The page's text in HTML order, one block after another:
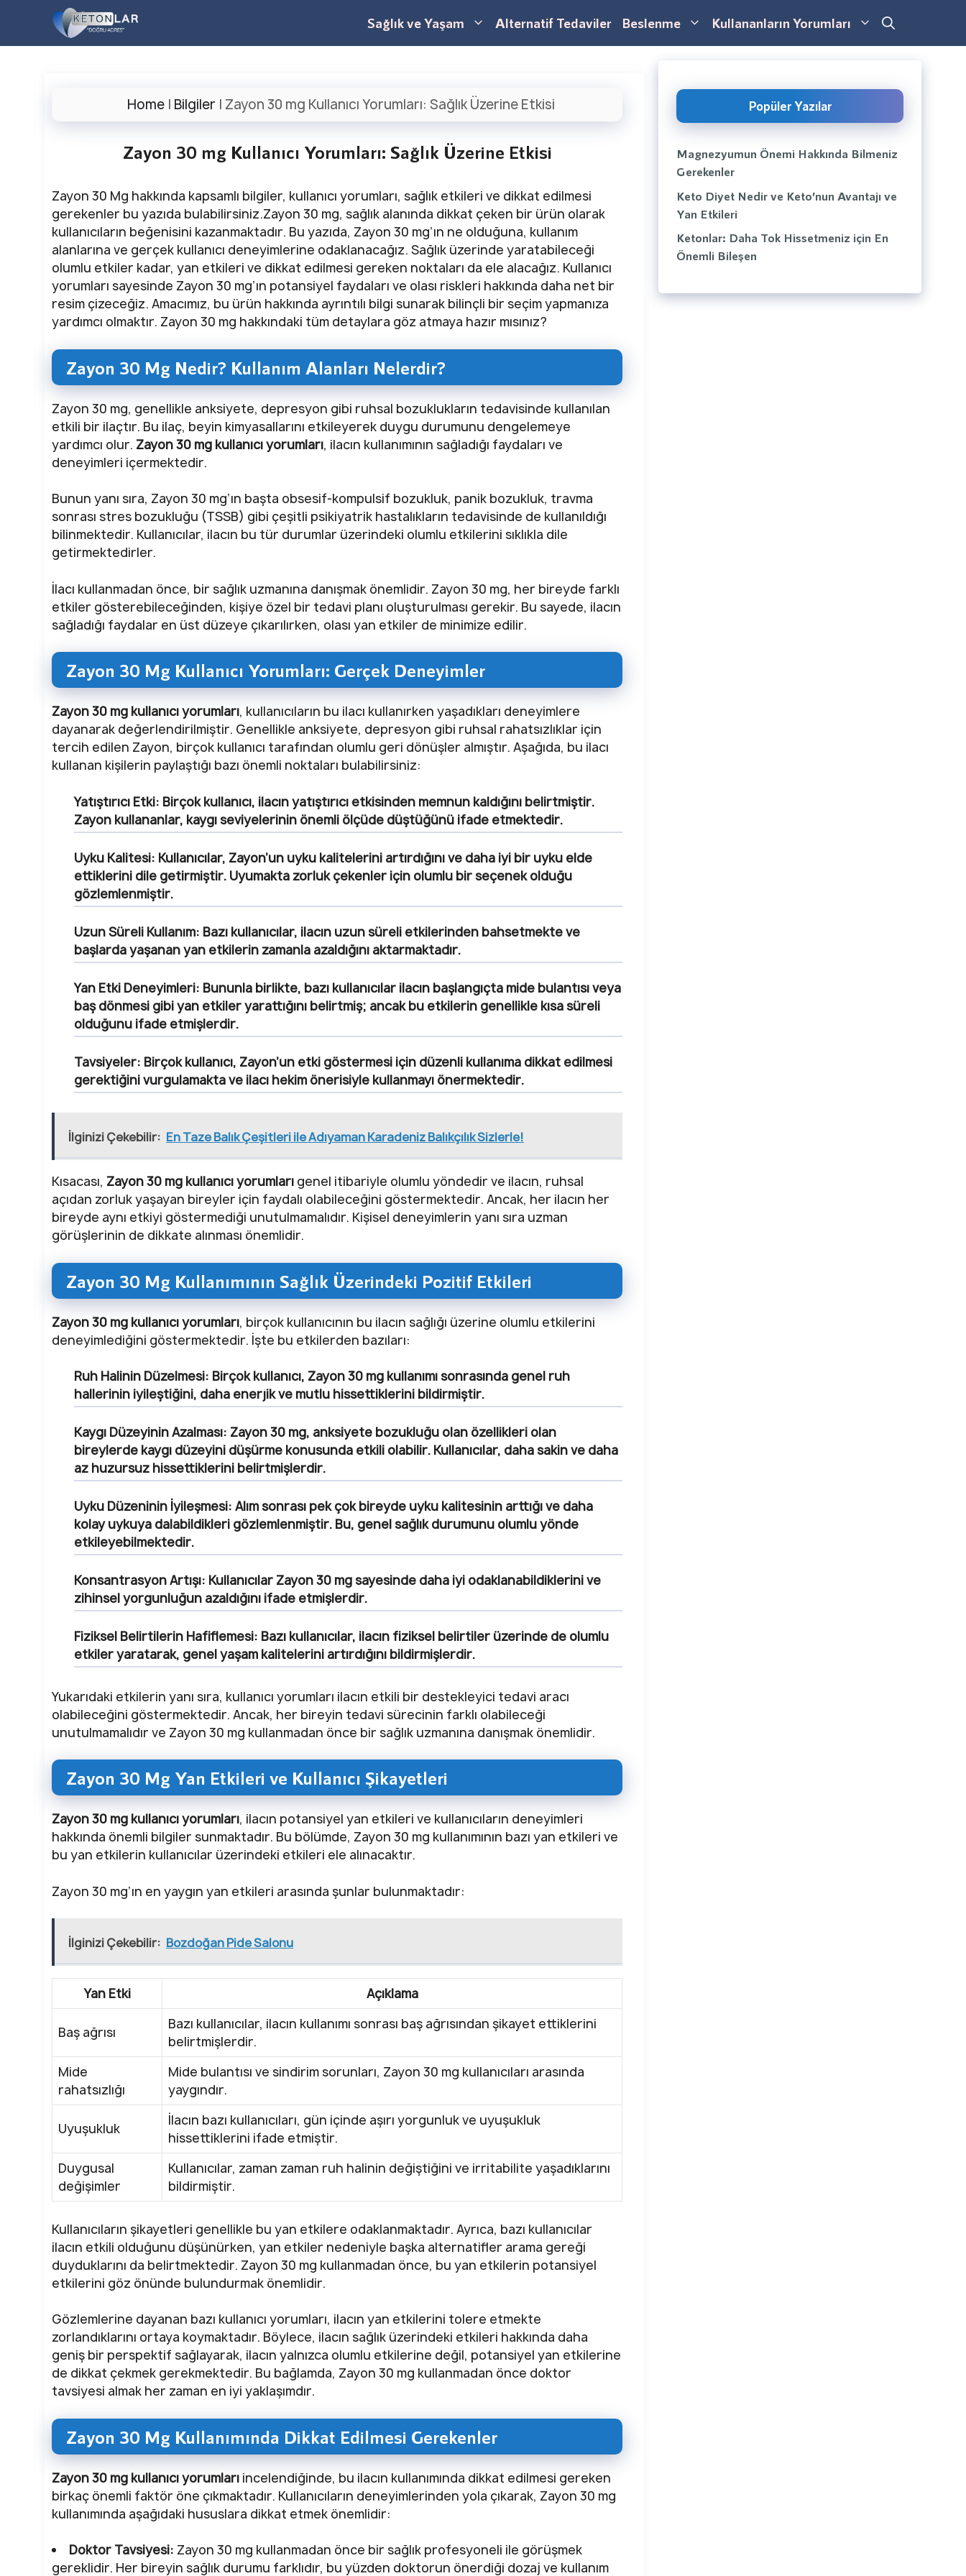
Sağlık ve Yaşam Alternatif Tedaviler Beslenme Kullananların Yorumları
Home| Bilgiler | Zayon 30 mg Kullanıcı Yorumları: Sağlık Üzerine Etkisi
Zayon 30 mg Kullanıcı Yorumları: Sağlık Üzerine Etkisi
Zayon 30 Mg hakkında kapsamlı bilgiler, kullanıcı yorumları, sağlık etkileri ve dikkat edilmesi
gerekenler bu yazıda bulabilirsiniz.Zayon 30 mg, sağlık alanında dikkat çeken bir ürün olarak
kullanıcıların beğenisini kazanmaktadır. Bu yazıda, Zayon 30 mg’ın ne olduğuna, kullanım
alanlarına ve gerçek kullanıcı deneyimlerine odaklanacağız. Sağlık üzerinde yaratabileceği
olumlu etkiler kadar, yan etkileri ve dikkat edilmesi gereken noktaları da ele alacağız. Kullanıcı
yorumları sayesinde Zayon 30 mg’ın potansiyel faydaları ve olası riskleri hakkında daha net bir
resim çizeceğiz. Amacımız, bu ürün hakkında ayrıntılı bilgi sunarak bilinçli bir seçim yapmanıza
yardımcı olmaktır. Zayon 30 mg hakkındaki tüm detaylara göz atmaya hazır mısınız?
Zayon 30 Mg Nedir? Kullanım Alanları Nelerdir?
Zayon 30 mg, genellikle anksiyete, depresyon gibi ruhsal bozuklukların tedavisinde kullanılan
etkili bir ilaçtır. Bu ilaç, beyin kimyasallarını etkileyerek duygu durumunu dengelemeye
yardımcı olur. Zayon 30 mg kullanıcı yorumları, ilacın kullanımının sağladığı faydaları ve
deneyimleri içermektedir.
Bunun yanı sıra, Zayon 30 mg’ın başta obsesif-kompulsif bozukluk, panik bozukluk, travma
sonrası stres bozukluğu (TSSB) gibi çeşitli psikiyatrik hastalıkların tedavisinde de kullanıldığı
bilinmektedir. Kullanıcılar, ilacın bu tür durumlar üzerindeki olumlu etkilerini sıklıkla dile
getirmektedirler.
İlacı kullanmadan önce, bir sağlık uzmanına danışmak önemlidir. Zayon 30 mg, her bireyde farklı
etkiler gösterebileceğinden, kişiye özel bir tedavi planı oluşturulması gerekir. Bu sayede, ilacın
sağladığı faydalar en üst düzeye çıkarılırken, olası yan etkiler de minimize edilir.
Zayon 30 Mg Kullanıcı Yorumları: Gerçek Deneyimler
Zayon 30 mg kullanıcı yorumları, kullanıcıların bu ilacı kullanırken yaşadıkları deneyimlere
dayanarak değerlendirilmiştir. Genellikle anksiyete, depresyon gibi ruhsal rahatsızlıklar için
tercih edilen Zayon, birçok kullanıcı tarafından olumlu geri dönüşler almıştır. Aşağıda, bu ilacı
kullanan kişilerin paylaştığı bazı önemli noktaları bulabilirsiniz:
Yatıştırıcı Etki: Birçok kullanıcı, ilacın yatıştırıcı etkisinden memnun kaldığını belirtmiştir.
Zayon kullananlar, kaygı seviyelerinin önemli ölçüde düştüğünü ifade etmektedir.
Uyku Kalitesi: Kullanıcılar, Zayon’un uyku kalitelerini artırdığını ve daha iyi bir uyku elde
ettiklerini dile getirmiştir. Uyumakta zorluk çekenler için olumlu bir seçenek olduğu
gözlemlenmiştir.
Uzun Süreli Kullanım: Bazı kullanıcılar, ilacın uzun süreli etkilerinden bahsetmekte ve
başlarda yaşanan yan etkilerin zamanla azaldığını aktarmaktadır.
Yan Etki Deneyimleri: Bununla birlikte, bazı kullanıcılar ilacın başlangıçta mide bulantısı veya
baş dönmesi gibi yan etkiler yarattığını belirtmiş; ancak bu etkilerin genellikle kısa süreli
olduğunu ifade etmişlerdir.
Tavsiyeler: Birçok kullanıcı, Zayon’un etki göstermesi için düzenli kullanıma dikkat edilmesi
gerektiğini vurgulamakta ve ilacı hekim önerisiyle kullanmayı önermektedir.
İlginizi Çekebilir: En Taze Balık Çeşitleri ile Adıyaman Karadeniz Balıkçılık Sizlerle!
Kısacası, Zayon 30 mg kullanıcı yorumları genel itibariyle olumlu yöndedir ve ilacın, ruhsal
açıdan zorluk yaşayan bireyler için faydalı olabileceğini göstermektedir. Ancak, her ilacın her
bireyde aynı etkiyi göstermediği unutulmamalıdır. Kişisel deneyimlerin yanı sıra uzman
görüşlerinin de dikkate alınması önemlidir.
Zayon 30 Mg Kullanımının Sağlık Üzerindeki Pozitif Etkileri
Zayon 30 mg kullanıcı yorumları, birçok kullanıcının bu ilacın sağlığı üzerine olumlu etkilerini
deneyimlediğini göstermektedir. İşte bu etkilerden bazıları:
Ruh Halinin Düzelmesi: Birçok kullanıcı, Zayon 30 mg kullanımı sonrasında genel ruh
hallerinin iyileştiğini, daha enerjik ve mutlu hissettiklerini bildirmiştir.
Kaygı Düzeyinin Azalması: Zayon 30 mg, anksiyete bozukluğu olan özellikleri olan
bireylerde kaygı düzeyini düşürme konusunda etkili olabilir. Kullanıcılar, daha sakin ve daha
az huzursuz hissettiklerini belirtmişlerdir.
Uyku Düzeninin İyileşmesi: Alım sonrası pek çok bireyde uyku kalitesinin arttığı ve daha
kolay uykuya dalabildikleri gözlemlenmiştir. Bu, genel sağlık durumunu olumlu yönde
etkileyebilmektedir.
Konsantrasyon Artışı: Kullanıcılar Zayon 30 mg sayesinde daha iyi odaklanabildiklerini ve
zihinsel yorgunluğun azaldığını ifade etmişlerdir.
Fiziksel Belirtilerin Hafiflemesi: Bazı kullanıcılar, ilacın fiziksel belirtiler üzerinde de olumlu
etkiler yaratarak, genel yaşam kalitelerini artırdığını bildirmişlerdir.
Yukarıdaki etkilerin yanı sıra, kullanıcı yorumları ilacın etkili bir destekleyici tedavi aracı
olabileceğini göstermektedir. Ancak, her bireyin tedavi sürecinin farklı olabileceği
unutulmamalıdır ve Zayon 30 mg kullanmadan önce bir sağlık uzmanına danışmak önemlidir.
Zayon 30 Mg Yan Etkileri ve Kullanıcı Şikayetleri
Zayon 30 mg kullanıcı yorumları, ilacın potansiyel yan etkileri ve kullanıcıların deneyimleri
hakkında önemli bilgiler sunmaktadır. Bu bölümde, Zayon 30 mg kullanımının bazı yan etkileri ve
bu yan etkilerin kullanıcılar üzerindeki etkileri ele alınacaktır.
Zayon 30 mg’ın en yaygın yan etkileri arasında şunlar bulunmaktadır:
İlginizi Çekebilir: Bozdoğan Pide Salonu
Yan Etki Açıklama
Baş ağrısı
Bazı kullanıcılar, ilacın kullanımı sonrası baş ağrısından şikayet ettiklerini
belirtmişlerdir.
Mide
rahatsızlığı
Mide bulantısı ve sindirim sorunları, Zayon 30 mg kullanıcıları arasında
yaygındır.
Uyuşukluk
İlacın bazı kullanıcıları, gün içinde aşırı yorgunluk ve uyuşukluk
hissettiklerini ifade etmiştir.
Duygusal
değişimler
Kullanıcılar, zaman zaman ruh halinin değiştiğini ve irritabilite yaşadıklarını
bildirmiştir.
Kullanıcıların şikayetleri genellikle bu yan etkilere odaklanmaktadır. Ayrıca, bazı kullanıcılar
ilacın etkili olduğunu düşünürken, yan etkiler nedeniyle başka alternatifler arama gereği
duyduklarını da belirtmektedir. Zayon 30 mg kullanmadan önce, bu yan etkilerin potansiyel
etkilerini göz önünde bulundurmak önemlidir.
Gözlemlerine dayanan bazı kullanıcı yorumları, ilacın yan etkilerini tolere etmekte
zorlandıklarını ortaya koymaktadır. Böylece, ilacın sağlık üzerindeki etkileri hakkında daha
geniş bir perspektif sağlayarak, ilacın yalnızca olumlu etkilerine değil, potansiyel yan etkilerine
de dikkat çekmek gerekmektedir. Bu bağlamda, Zayon 30 mg kullanmadan önce doktor
tavsiyesi almak her zaman en iyi yaklaşımdır.
Zayon 30 Mg Kullanımında Dikkat Edilmesi Gerekenler
Zayon 30 mg kullanıcı yorumları incelendiğinde, bu ilacın kullanımında dikkat edilmesi gereken
birkaç önemli faktör öne çıkmaktadır. Kullanıcıların deneyimlerinden yola çıkarak, Zayon 30 mg
kullanımında aşağıdaki hususlara dikkat etmek önemlidir:
Doktor Tavsiyesi: Zayon 30 mg kullanmadan önce bir sağlık profesyoneli ile görüşmek
gereklidir. Her bireyin sağlık durumu farklıdır, bu yüzden doktorun önerdiği dozaj ve kullanım
Popüler Yazılar
Magnezyumun Önemi Hakkında Bilmeniz
Gerekenler
Keto Diyet Nedir ve Keto’nun Avantajı ve
Yan Etkileri
Ketonlar: Daha Tok Hissetmeniz için En
Önemli Bileşen